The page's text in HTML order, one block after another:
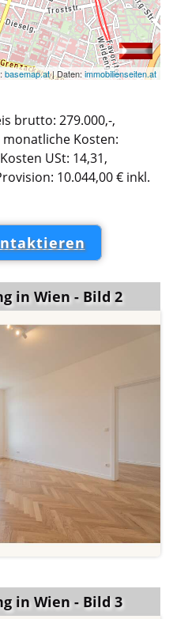
basemap.at| Daten:immobilienseiten.at
brutto: 279.000,-,
Kosten:
USt: 14,31,
10.044,00 € inkl.
in Wien - Bild 2
in Wien - Bild 3